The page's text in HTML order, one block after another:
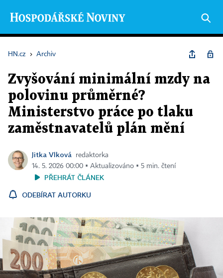
HN.cz › Archiv
Zvyšování minimální mzdy na
polovinu průměrné?
Ministerstvo práce po tlaku
zaměstnavatelů plán mění
Jitka Vlková
redaktorka
14. 5. 2026 00:00 ▪ Aktualizováno ▪ 5 min. čtení
PŘEHRÁT ČLÁNEK
ODEBÍRAT AUTORKU